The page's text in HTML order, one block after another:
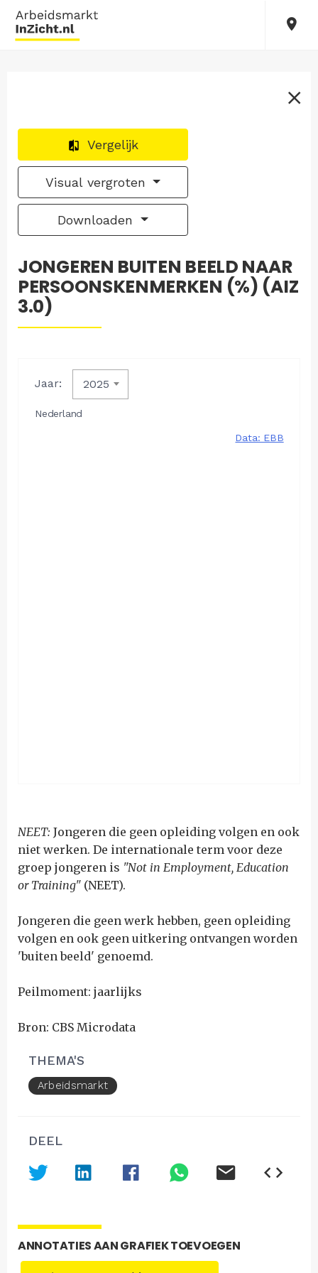
Vergelijk
Visual vergroten
Downloaden
JONGEREN BUITEN BEELD NAAR
PERSOONSKENMERKEN (%) (AIZ
3.0)
NEET: Jongeren die geen opleiding volgen en ook
niet werken. De internationale term voor deze
groep jongeren is "Not in Employment, Education
or Training" (NEET).
Jongeren die geen werk hebben, geen opleiding
volgen en ook geen uitkering ontvangen worden
'buiten beeld' genoemd.
Peilmoment: jaarlijks
Bron: CBS Microdata
THEMA'S
Arbeidsmarkt
DEEL
ANNOTATIES AAN GRAFIEK TOEVOEGEN